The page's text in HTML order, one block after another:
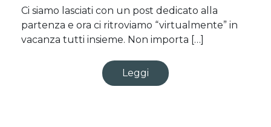
Ci siamo lasciati con un post dedicato alla
partenza e ora ci ritroviamo “virtualmente” in
vacanza tutti insieme. Non importa […]
Leggi